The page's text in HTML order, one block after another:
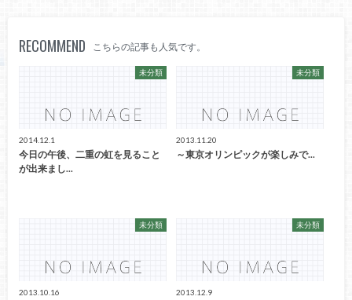
RECOMMEND こちらの記事も人気です。
未分類
2014.12.1
今日の午後、二重の虹を見ること
が出来まし...
未分類
2013.11.20
～東京オリンピックが楽しみで...
未分類
2013.10.16
未分類
2013.12.9